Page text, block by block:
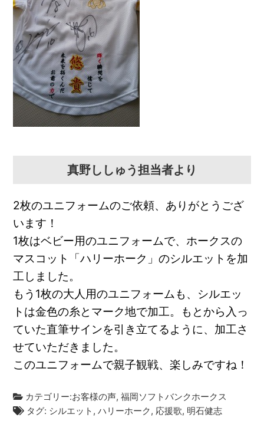
真野ししゅう担当者より
2枚のユニフォームのご依頼、ありがとうござ
います！
1枚はベビー用のユニフォームで、ホークスの
マスコット「ハリーホーク」のシルエットを加
工しました。
もう1枚の大人用のユニフォームも、シルエッ
トは金色の糸とマーク地で加工。もとから入っ
ていた直筆サインを引き立てるように、加工さ
せていただきました。
このユニフォームで親子観戦、楽しみですね！
カテゴリー:お客様の声,福岡ソフトバンクホークス
タグ: シルエット ,ハリーホーク, 応援歌, 明石健志